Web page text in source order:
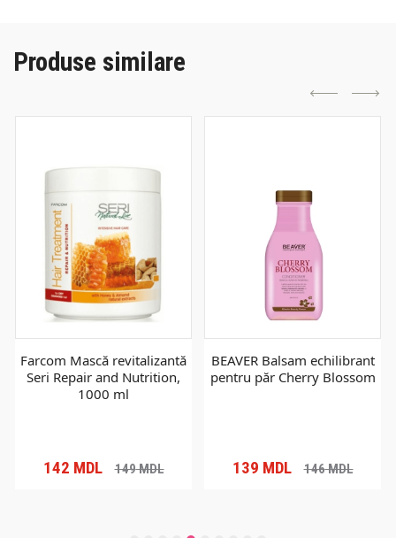
Produse similare
Farcom Mască revitalizantă
Seri Repair and Nutrition,
1000 ml
142 MDL 149MDL
BEAVER Balsam echilibrant
pentru păr Cherry Blossom
139 MDL 146MDL